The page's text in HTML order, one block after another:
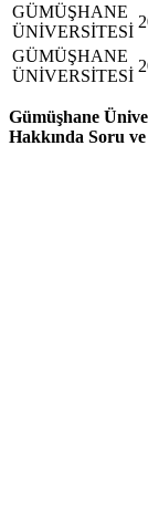
GÜMÜŞHANE
ÜNİVERSİTESİ
GÜMÜŞHANE
ÜNİVERSİTESİ
Gümüşhane
Hakkında Soru ve